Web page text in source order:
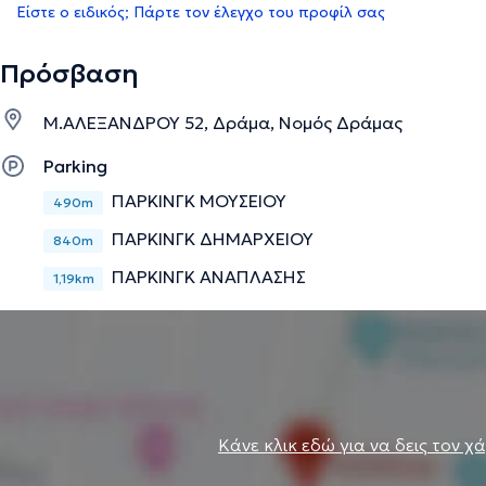
Είστε ο ειδικός; Πάρτε τον έλεγχο του προφίλ σας
Πρόσβαση
Μ.ΑΛΕΞΑΝΔΡΟΥ 52, Δράμα, Νομός Δράμας
Parking
490m ΠΑΡΚΙΝΓΚ ΜΟΥΣΕΙΟΥ
840m ΠΑΡΚΙΝΓΚ ΔΗΜΑΡΧΕΙΟΥ
1,19km ΠΑΡΚΙΝΓΚ ΑΝΑΠΛΑΣΗΣ
Κάνε κλικ εδώ για να δεις τον